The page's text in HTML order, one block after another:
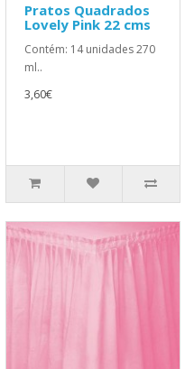
Pratos Quadrados
Lovely Pink 22 cms
Contém: 14 unidades 270
ml..
3,60€